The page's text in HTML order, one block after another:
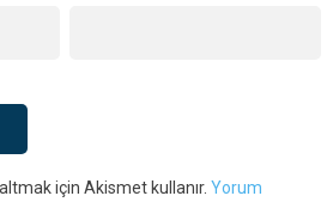
için Akismet kullanır. Yorum